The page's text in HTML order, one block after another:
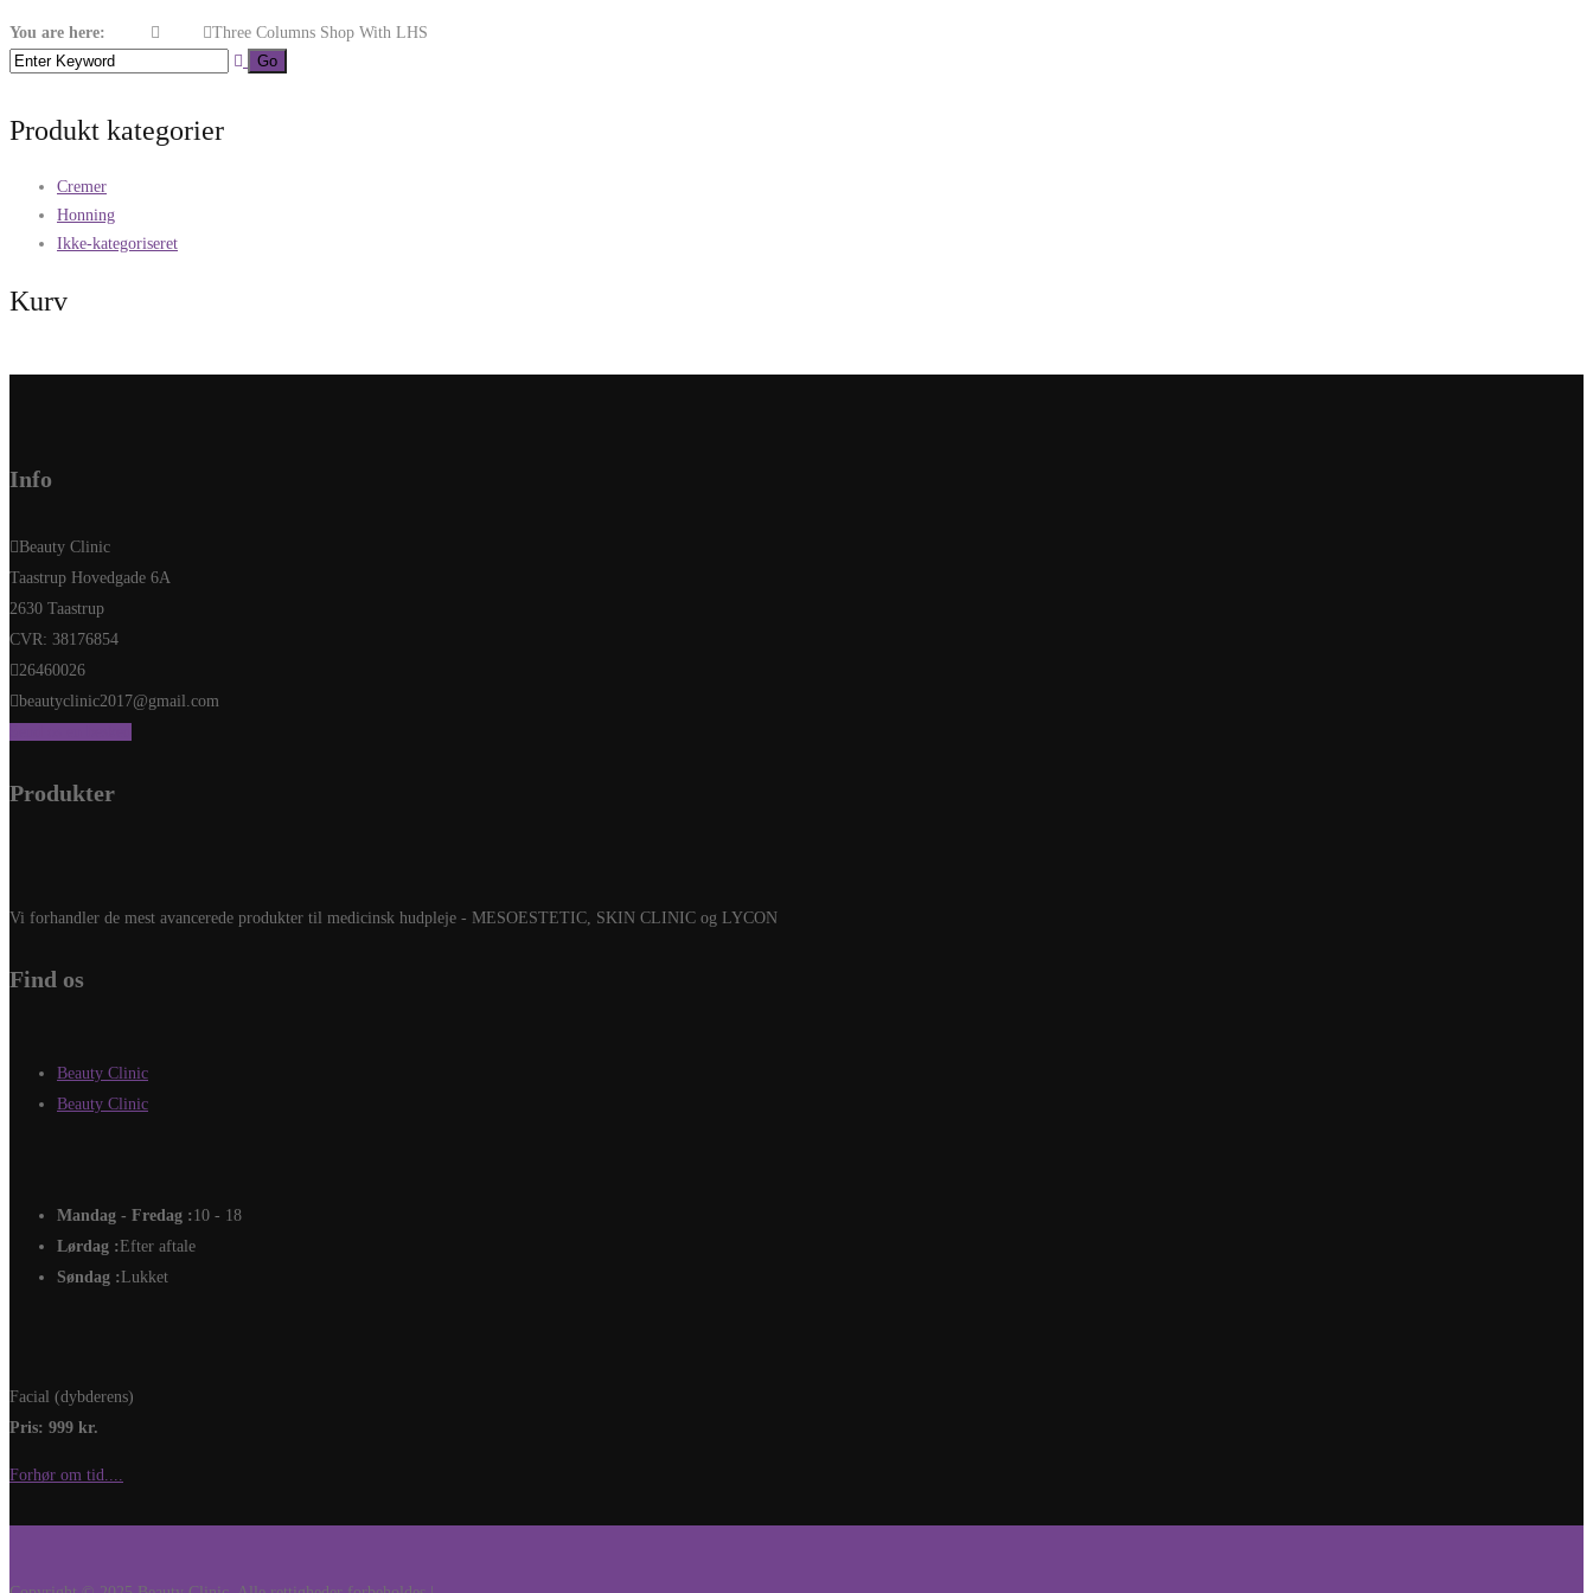
You are here: Three Columns Shop With LHS
Produkt kategorier
Cremer
Honning
Ikke-kategoriseret
Kurv
Info
Beauty Clinic
Taastrup Hovedgade 6A
2630 Taastrup
CVR: 38176854
26460026
beautyclinic2017@gmail.com
Produkter
Vi forhandler de mest avancerede produkter til medicinsk hudpleje - MESOESTETIC, SKIN CLINIC og LYCON
Find os
Beauty Clinic
Beauty Clinic
Mandag - Fredag : 10 - 18
Lørdag : Efter aftale
Søndag : Lukket
Facial (dybderens)
Pris: 999 kr.
Forhør om tid....